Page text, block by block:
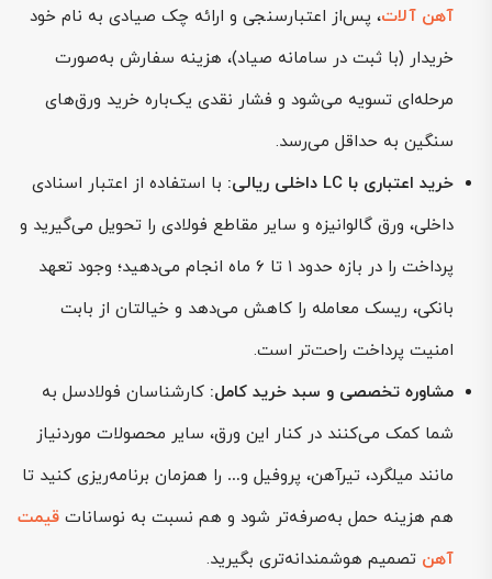
آهن آلات، پس‌از اعتبارسنجی و ارائه چک صیادی به نام خود
خریدار (با ثبت در سامانه صیاد)، هزینه سفارش به‌صورت
مرحله‌ای تسویه می‌شود و فشار نقدی یک‌باره خرید ورق‌های
سنگین به حداقل می‌رسد.
خرید اعتباری با LC داخلی ریالی:
با استفاده از اعتبار اسنادی
داخلی، ورق گالوانیزه و سایر مقاطع فولادی را تحویل می‌گیرید و
پرداخت را در بازه حدود ۱ تا ۶ ماه انجام می‌دهید؛ وجود تعهد
بانکی، ریسک معامله را کاهش می‌دهد و خیالتان از بابت
امنیت پرداخت راحت‌تر است.
مشاوره تخصصی و سبد خرید کامل: کارشناسان فولادسل به
شما کمک می‌کنند در کنار این ورق، سایر محصولات موردنیاز
مانند میلگرد، تیرآهن، پروفیل و… را همزمان برنامه‌ریزی کنید تا
هم هزینه حمل به‌صرفه‌تر شود و هم نسبت به نوسانات قیمت
آهن تصمیم هوشمندانه‌تری بگیرید.